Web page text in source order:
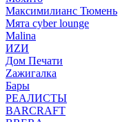
Максимилианс Тюмень
Мята cyber lounge
Malina
ИZИ
Дом Печати
Zажигалка
Бары
РЕАЛИСТЫ
BARCRAFT